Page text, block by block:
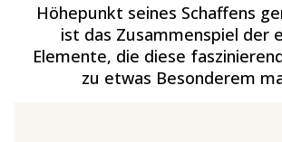
Höhepunkt seines Schaffens
ist das Zusammenspiel der
Elemente, die diese
zu etwas Besonderem